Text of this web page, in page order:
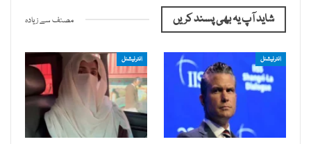
شاید آپ یہ بھی پسند کریں مصنف سے زیادہ
انٹرنیشنل انٹرنیشنل